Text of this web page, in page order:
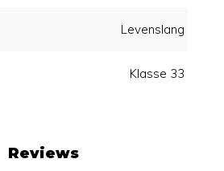
Levenslang
Klasse 33
Reviews